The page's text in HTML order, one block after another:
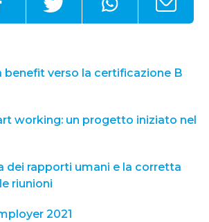
benefit verso la certificazione B
working: un progetto iniziato nel
dei rapporti umani e la corretta
riunioni
2021